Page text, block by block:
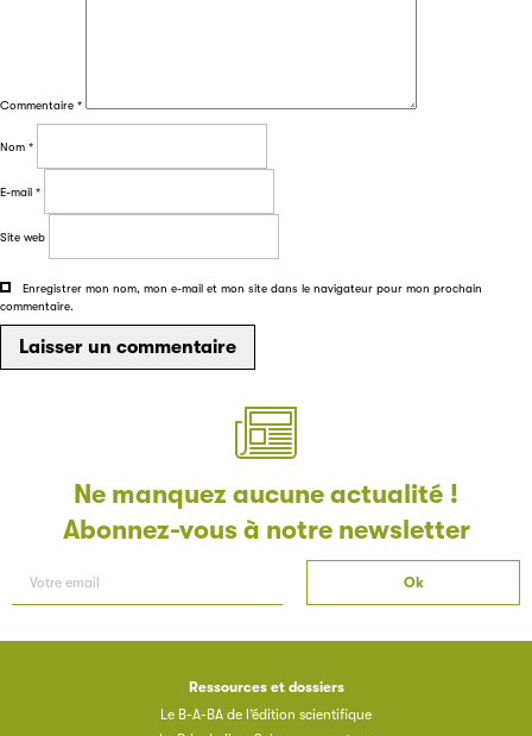
Commentaire *
Nom *
E-mail *
Site web
Enregistrer mon nom, mon e-mail et mon site dans le navigateur pour mon prochain
commentaire.
Ne manquez aucune actualité !
Abonnez-vous à notre newsletter
Ressources et dossiers
Le B-A-BA de l’édition scientifique
des acteurs de la filière du livre. Suivez les ventes de vos